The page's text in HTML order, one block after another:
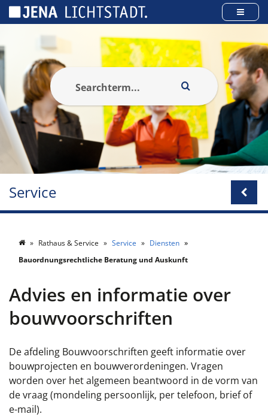
Service
Rathaus & Service Service
Diensten
Bauordnungsrechtliche Beratung und Auskunft
Advies en informatie over
bouwvoorschriften
De afdeling Bouwvoorschriften geeft informatie over
bouwprojecten en bouwverordeningen. Vragen
worden over het algemeen beantwoord in de vorm van
de vraag (mondeling persoonlijk, per telefoon, brief of
e-mail).
Cookies beheer paneel